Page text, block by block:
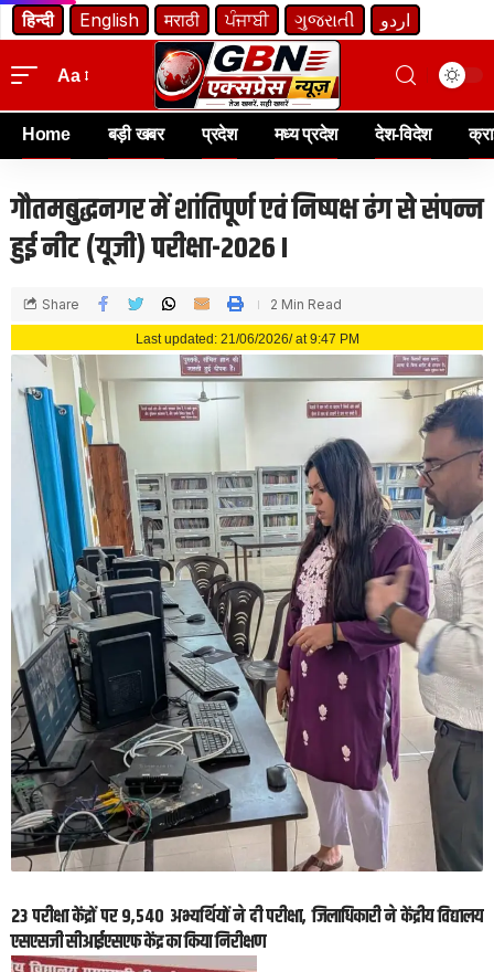
हिन्दी English मराठी ਪੰਜਾਬੀ ગુજરાતી اردو
Aa
Home बड़ी खबर प्रदेश मध्य प्रदेश देश-विदेश
गौतमबुद्धनगर में शांतिपूर्ण एवं निष्पक्ष ढंग से संपन्न
हुई नीट (यूजी) परीक्षा-2026 I
Last updated: 21/06/2026/ at 9:47 PM
Share 2 Min Read
23 परीक्षा केंद्रों पर 9,540 अभ्यर्थियों ने दी परीक्षा, जिलाधिकारी ने केंद्रीय विद्यालय
एसएसजी सीआईएसएफ केंद्र का किया निरीक्षण